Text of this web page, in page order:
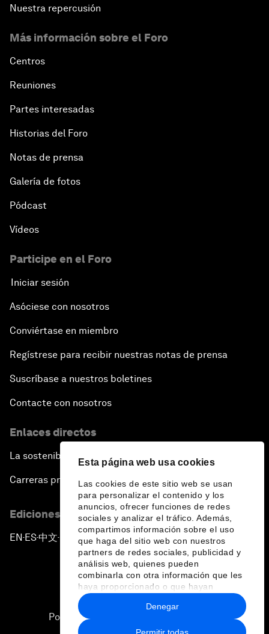
Esta página web usa cookies
Las cookies de este sitio web se usan
para personalizar el contenido y los
anuncios, ofrecer funciones de redes
sociales y analizar el tráfico. Además,
compartimos información sobre el uso
que haga del sitio web con nuestros
partners de redes sociales, publicidad y
análisis web, quienes pueden
combinarla con otra información que les
haya proporcionado o que hayan
recopilado a partir del uso que haya
hecho de sus servicios.
Permitir todas
Denegar
Nuestra repercusión
Más información sobre el Foro
Centros
Reuniones
Partes interesadas
Historias del Foro
Notas de prensa
Galería de fotos
Pódcast
Vídeos
Participe en el Foro
Iniciar sesión
Asóciese con nosotros
Conviértase en miembro
Regístrese para recibir nuestras notas de prensa
Suscríbase a nuestros boletines
Contacte con nosotros
Enlaces directos
La sostenibilidad en el Foro
Carreras profesionales
Ediciones en otros idiomas
EN ▪ ES▪中文▪ 日本語
Política de privacidad y normas de uso